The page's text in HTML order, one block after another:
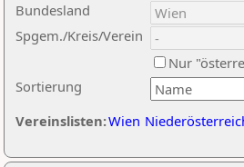
Sortierung
Bundesland
Spgem./Kreis/Verein
Nur
Vereinslisten:Wien